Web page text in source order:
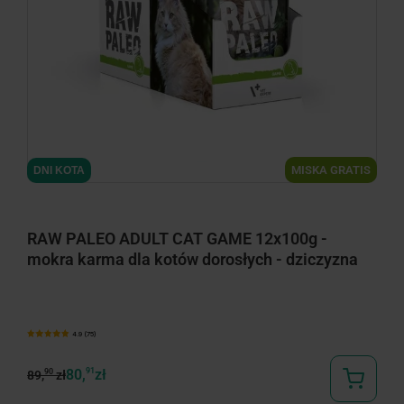
MISKA GRATIS
DNI KOTA
RAW PALEO ADULT CAT GAME 12x100g -
mokra karma dla kotów dorosłych - dziczyzna
4.9 (75)
89,90zł80,91 zł